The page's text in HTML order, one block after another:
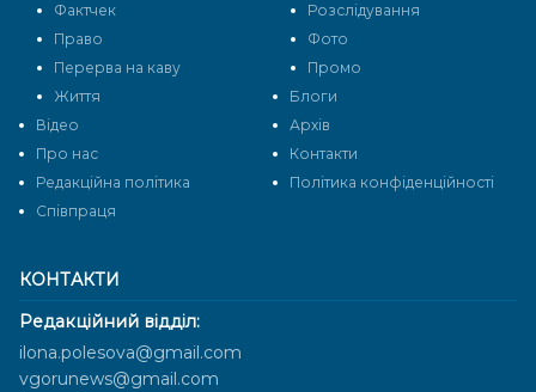
КОНТАКТИ
Редакційний відділ:
ilona.polesova@gmail.com
vgorunews@gmail.com
Фактчек
Розслідування
Право
Фото
Перерва на каву
Промо
Життя
Блоги
Відео
Архів
Про нас
Контакти
Редакційна політика
Політика конфіденційності
Cпівпраця